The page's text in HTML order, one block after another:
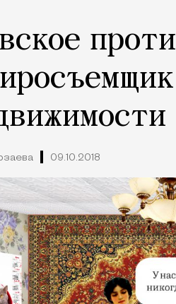
09.10.2018